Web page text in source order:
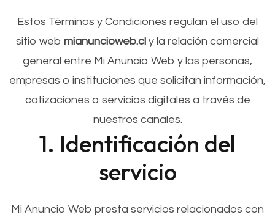
Estos Términos y Condiciones regulan el uso del
sitio web mianuncioweb.cl y la relación comercial
general entre Mi Anuncio Web y las personas,
empresas o instituciones que solicitan información,
cotizaciones o servicios digitales a través de
nuestros canales.
1. Identificación del
servicio
Mi Anuncio Web presta servicios relacionados con